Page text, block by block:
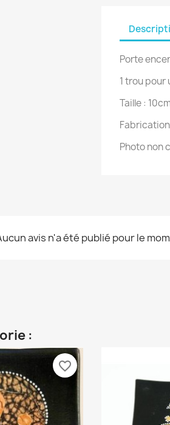
Porte
1 trou pour
Taille :
Photo non
avis n'a été publié pour le
:
favorite_border